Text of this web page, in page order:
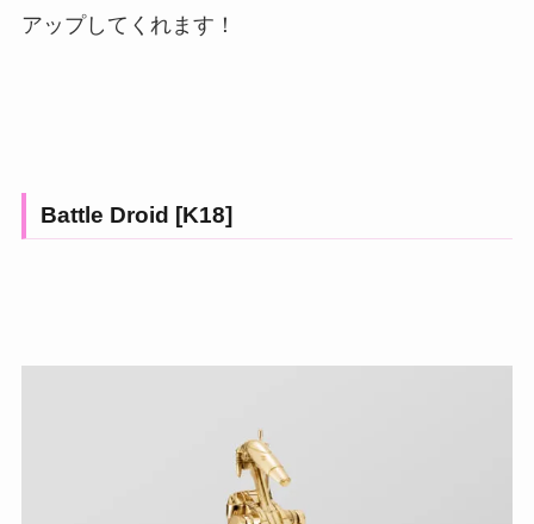
アップしてくれます！
Battle Droid [K18]